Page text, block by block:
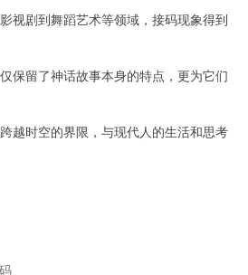
剧到舞蹈艺术等领域，接码现象得到
留了神话故事本身的特点，更为它们
时空的界限，与现代人的生活和思考